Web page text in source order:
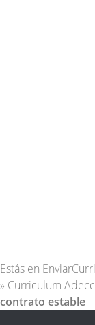
Estás en
» Curriculum
contrato estable